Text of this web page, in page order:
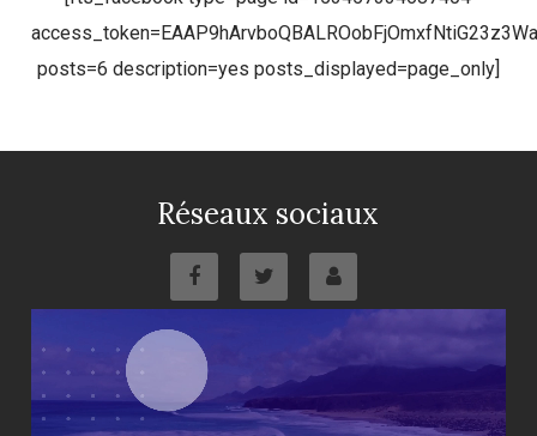
posts=6 description=yes posts_displayed=page_only]
Réseaux sociaux